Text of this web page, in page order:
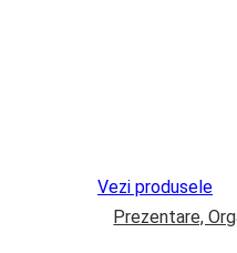
Vezi produsele
Prezentare,